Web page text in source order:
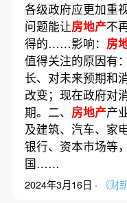
各级政府应更加重
问题能让房地产不
得的……影响： 房
值得关注的原因有
长、对未来预期和
改变；现在政府对
期。二、 房地产产
及建筑、汽车、家
银行、资本市场等
国……
2024年3月16日 · 《财